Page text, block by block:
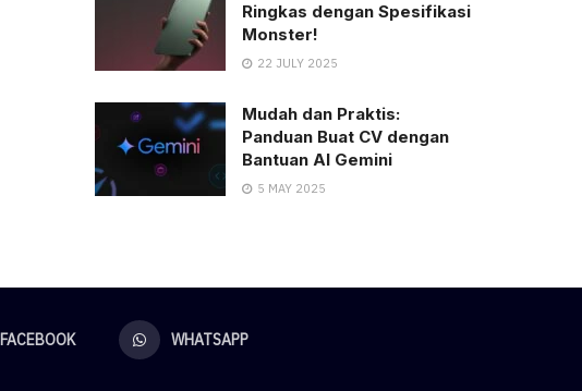
Ringkas dengan Spesifikasi
Monster!
22 JULY 2025
Mudah dan Praktis:
Panduan Buat CV dengan
Bantuan AI Gemini
5 MAY 2025
FACEBOOK WHATSAPP